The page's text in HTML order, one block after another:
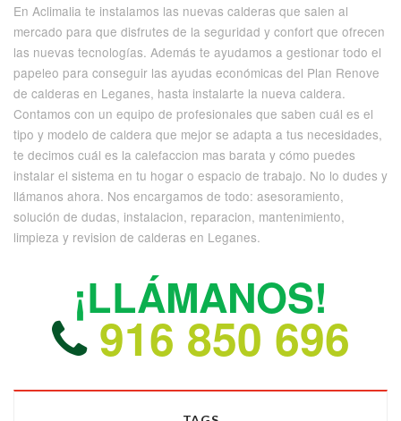
En Aclimalia te instalamos las nuevas calderas que salen al
mercado para que disfrutes de la seguridad y confort que ofrecen
las nuevas tecnologías. Además te ayudamos a gestionar todo el
papeleo para conseguir las ayudas económicas del Plan Renove
de calderas en Leganes, hasta instalarte la nueva caldera.
Contamos con un equipo de profesionales que saben cuál es el
tipo y modelo de caldera que mejor se adapta a tus necesidades,
te decimos cuál es la calefaccion mas barata y cómo puedes
instalar el sistema en tu hogar o espacio de trabajo. No lo dudes y
llámanos ahora. Nos encargamos de todo: asesoramiento,
solución de dudas, instalacion, reparacion, mantenimiento,
limpieza y revision de calderas en Leganes.
¡LLÁMANOS!
916 850 696